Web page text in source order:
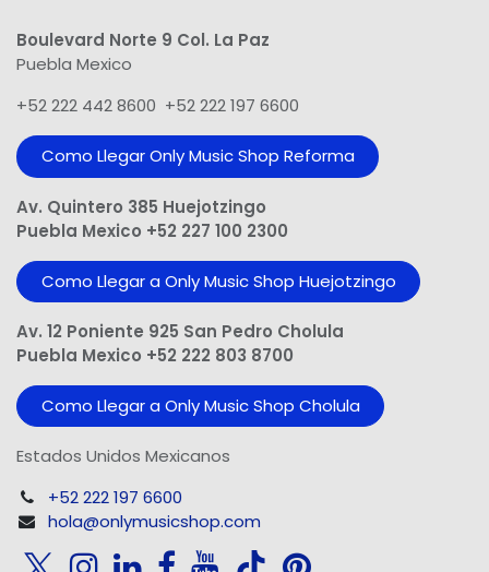
Boulevard Norte 9 Col. La Paz
Puebla Mexico
+52 222 442 8600 +52 222 197 6600
Como Llegar Only Music Shop​ Reforma
Av. Quintero 385 Huejotzingo
Puebla Mexico +52 227 100 2300
Como Llegar a Only Music Shop Huejotzingo
Av. 12 Poniente 925 San Pedro Cholula
Puebla Mexico +52 222 803 8700
Como Llegar a Only Music Shop Cholula
Estados Unidos Mexicanos
+52 222 197 6600
hola@onlymusicshop.com